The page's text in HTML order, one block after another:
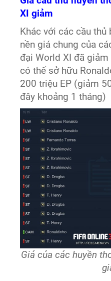
XI giảm
Khác với các cầu thủ
nền giá chung của
đại World XI đã
có thể sở hữu
200 triệu EP (giảm
đây khoảng 1 tháng)
Giá của các huyền